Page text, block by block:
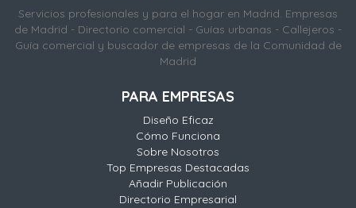
Servicios profesionales y para el hogar en Madrid. Empresas
de Madrid - Directorio comercial - Guías urbanas - Callejeros -
Guía comercial y buscador de empresas de la Comunidad de
Madrid
PARA EMPRESAS
Diseño Eficaz
Cómo Funciona
Sobre Nosotros
Top Empresas Destacadas
Añadir Publicación
Directorio Empresarial